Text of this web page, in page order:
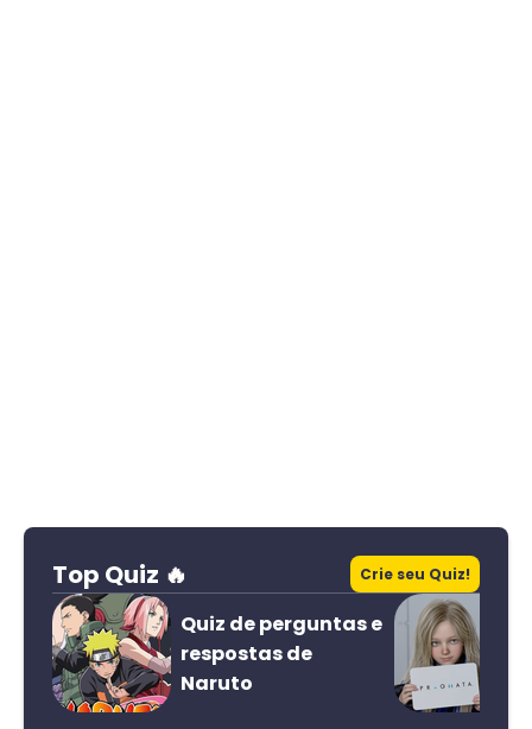
Top Quiz 🔥 Crie seu Quiz!
Quiz de perguntas e
respostas de
Naruto